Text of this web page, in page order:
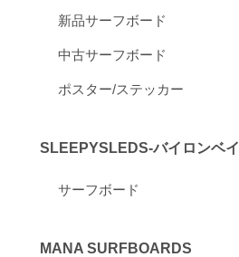
新品サーフボード
中古サーフボード
ポスター/ステッカー
SLEEPYSLEDS-バイロンベイ
サーフボード
MANA SURFBOARDS